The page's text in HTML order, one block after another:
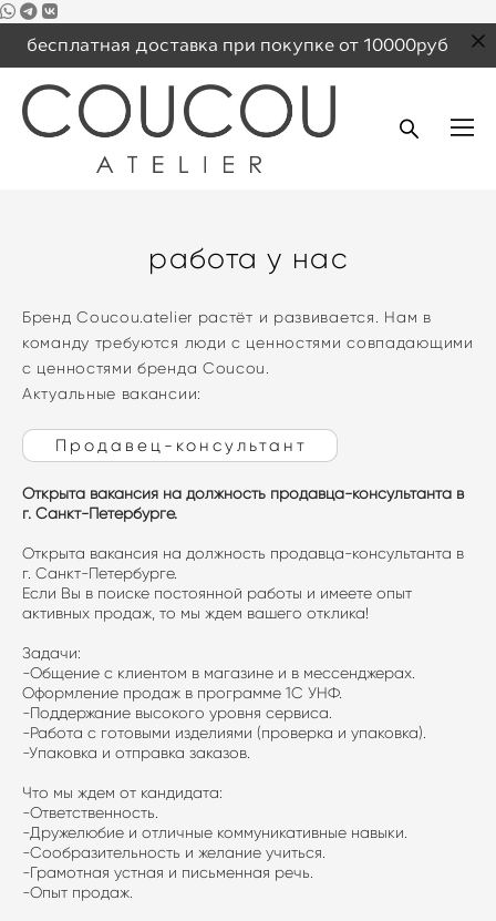
бесплатная доставка при покупке от 10000руб
работа у нас
Бренд Сoucou.atelier растёт и развивается. Нам в
команду требуются люди с ценностями совпадающими
с ценностями бренда Coucou.
Актуальные вакансии:
Продавец-консультант
Открыта вакансия на должность продавца-консультанта в
г. Санкт-Петербурге.
Открыта вакансия на должность продавца-консультанта в
г. Санкт-Петербурге.
Если Вы в поиске постоянной работы и имеете опыт
активных продаж, то мы ждем вашего отклика!
Задачи:
-Общение с клиентом в магазине и в мессенджерах.
Оформление продаж в программе 1С УНФ.
-Поддержание высокого уровня сервиса.
-Работа с готовыми изделиями (проверка и упаковка).
-Упаковка и отправка заказов.
Что мы ждем от кандидата:
-Ответственность.
-Дружелюбие и отличные коммуникативные навыки.
-Сообразительность и желание учиться.
-Грамотная устная и письменная речь.
-Опыт продаж.